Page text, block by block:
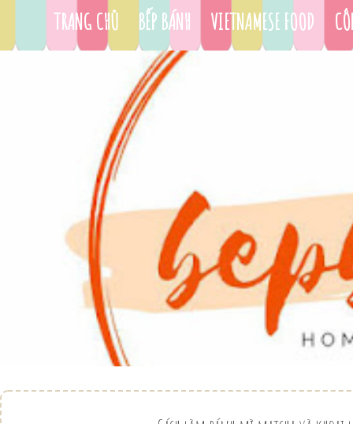
TRANG CHỦ BẾP BÁNH VIETNAMESE FOOD